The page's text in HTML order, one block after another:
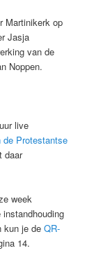
Martinikerk op
Jasja
van de
Noppen.
live
de Protestantse
daar
week
kun je deQR-
14.